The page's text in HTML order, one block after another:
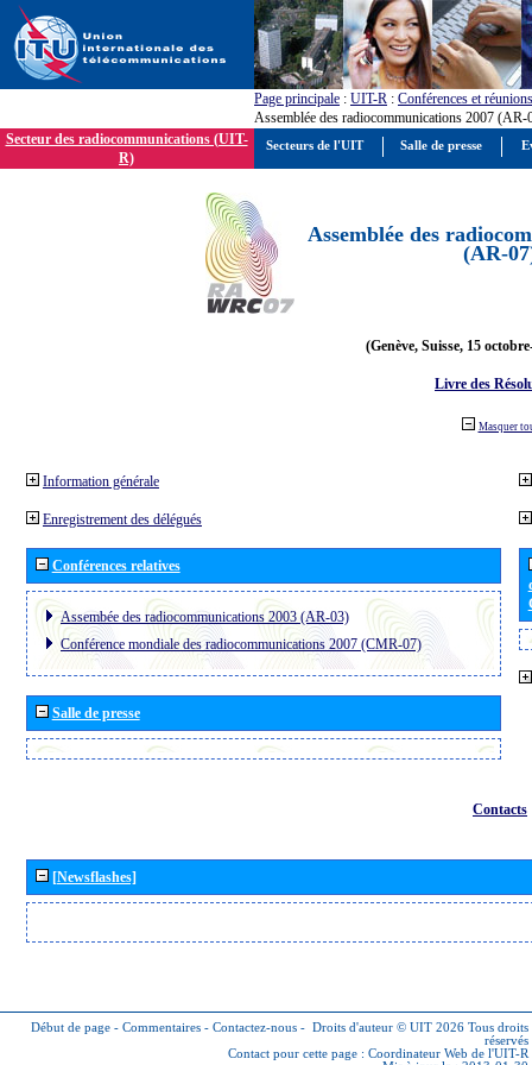
Page principale : UIT-R : Conférences et réunions
Assemblée des radiocommunications 2007 (AR-
Secteur des radiocommunications (UIT-
R)
Assemblée des
(AR-
(Genève, Suisse, 15
Livre des
Masquer
Information générale
Enregistrement des délégués
Conférences relatives
Assembée des radiocommunications 2003 (AR-03)
Conférence mondiale des radiocommunications 2007 (CMR-07)
Salle de presse
Contacts
[Newsflashes]
Début de page - Commentaires - Contactez-nous - Droits d'auteur © UIT 2026 Tous droits
réservés
Contact pour cette page : Coordinateur Web de l'UIT-R
Secteurs de l'UIT Salle de presse